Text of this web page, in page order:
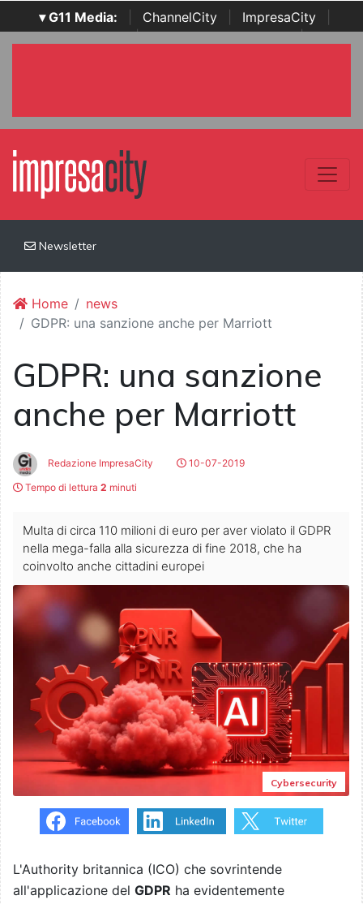
▾ G11 Media: ChannelCity ImpresaCity
SecurityOpenLab | Italian Channel Awards | Italian
Newsletter
Home
news
GDPR: una sanzione anche per Marriott
GDPR: una sanzione
anche per Marriott
Redazione ImpresaCity
10-07-2019
Tempo di lettura 2 minuti
Multa di circa 110 milioni di euro per aver violato il GDPR
nella mega-falla alla sicurezza di fine 2018, che ha
coinvolto anche cittadini europei
Cybersecurity
L'Authority britannica (ICO) che sovrintende
all'applicazione del GDPR ha evidentemente